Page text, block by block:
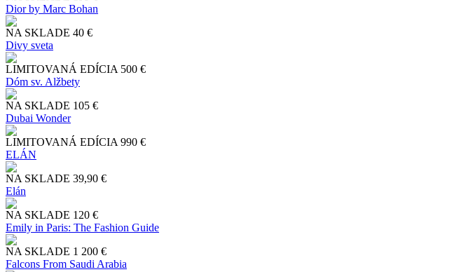
Dior by Marc Bohan
NA SKLADE 40 €
Divy sveta
LIMITOVANÁ EDÍCIA 500 €
Dóm sv. Alžbety
NA SKLADE 105 €
Dubai Wonder
LIMITOVANÁ EDÍCIA 990 €
ELÁN
NA SKLADE 39,90 €
Elán
NA SKLADE 120 €
Emily in Paris: The Fashion Guide
NA SKLADE 1 200 €
Falcons From Saudi Arabia